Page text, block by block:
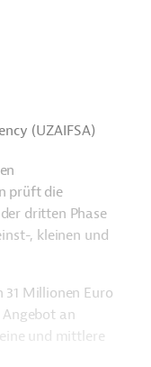
(UZAIFSA)
prüft die
dritten Phase
, kleinen und
31 Millionen Euro
an
und mittlere